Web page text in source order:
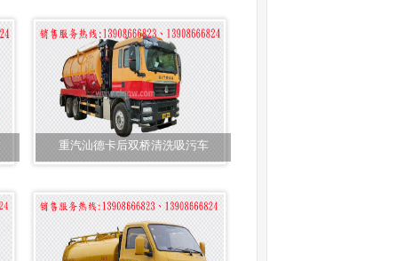
重汽汕德卡后双桥清洗吸污车